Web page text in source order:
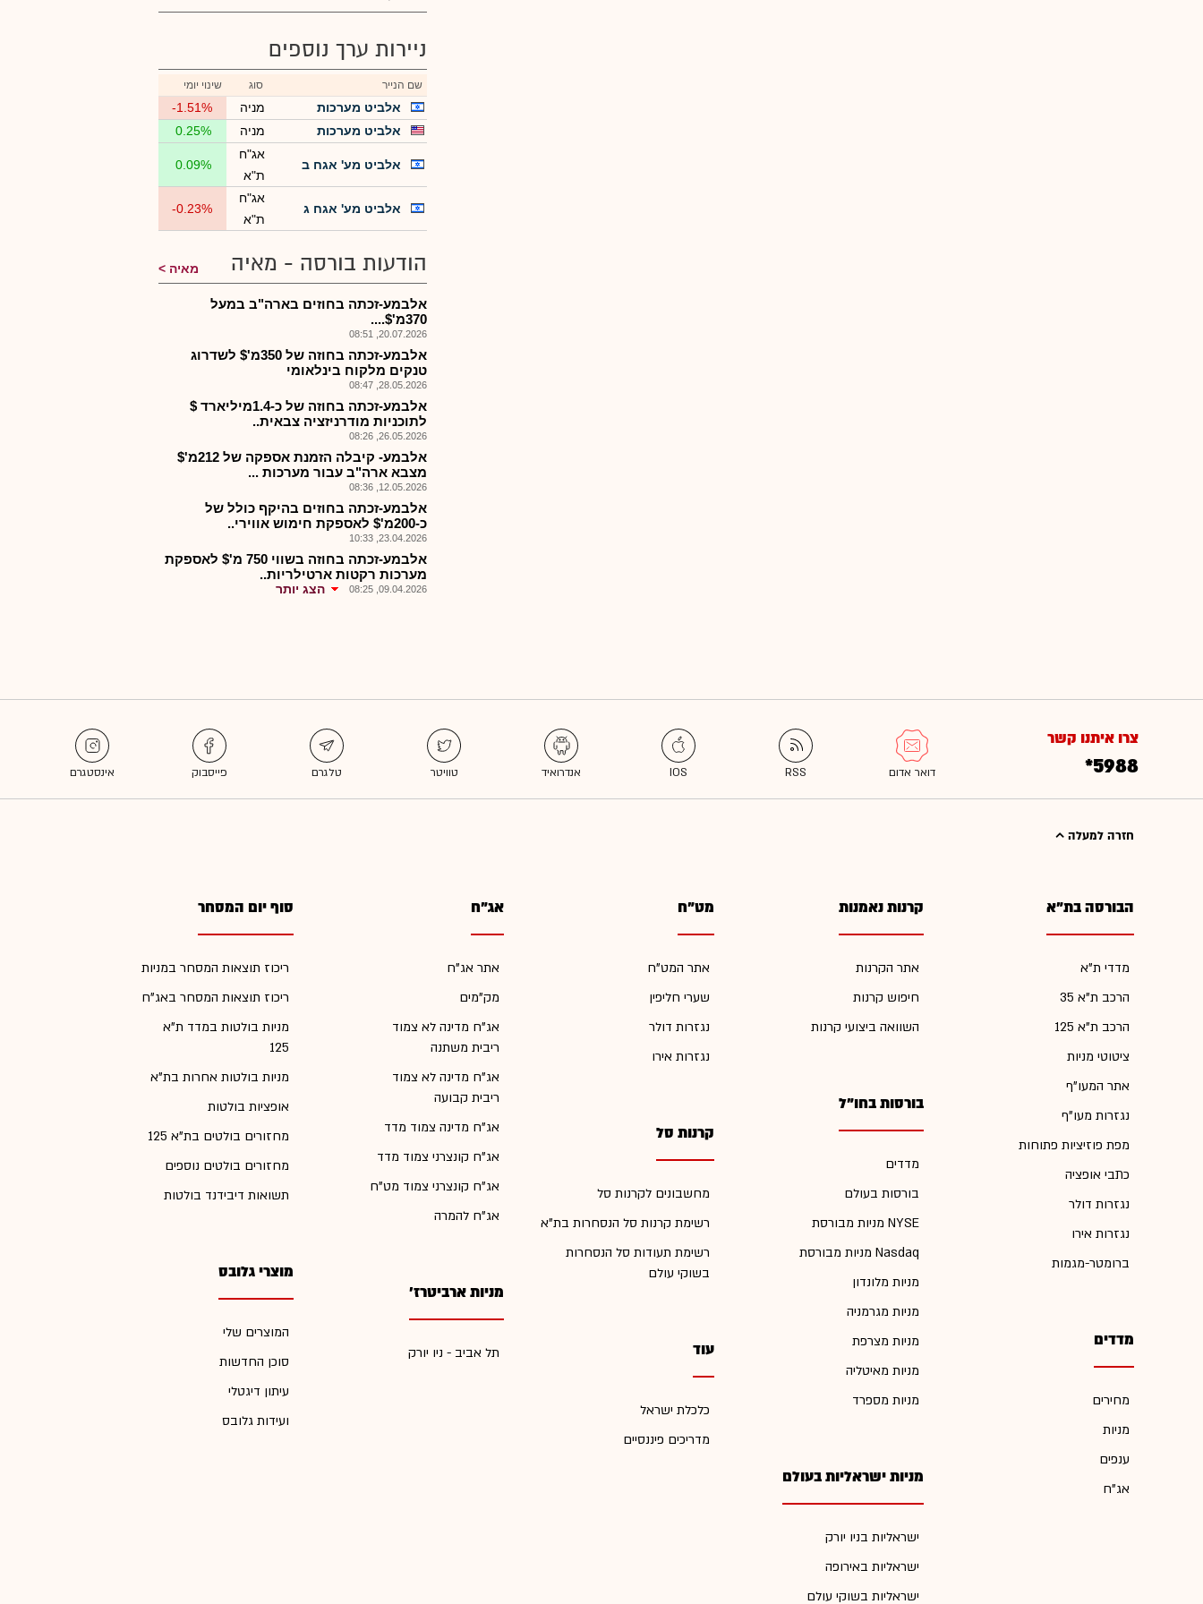
ניירות ערך נוספים
שם הנייר סוג שינוי יומי
אלביט מערכות מניה
-1.51%
אלביט מערכות
מניה 0.25%
אלביט מע' אגח ב
אג"ח
ת"א
0.09%
אלביט מע' אגח ג
אג"ח
ת"א
-0.23%
הודעות בורסה - מאיה מאיה
אלבמע-זכתה בחוזים בארה"ב במעל
370מ'$....
20.07.2026, 08:51
אלבמע-זכתה בחוזה של 350מ'$ לשדרוג
טנקים מלקוח בינלאומי
28.05.2026, 08:47
אלבמע-זכתה בחוזה של כ-1.4מיליארד $
לתוכניות מודרניזציה צבאית..
26.05.2026, 08:26
אלבמע- קיבלה הזמנת אספקה של 212מ'$
מצבא ארה"ב עבור מערכות ...
12.05.2026, 08:36
אלבמע-זכתה בחוזים בהיקף כולל של
כ-200מ'$ לאספקת חימוש אווירי..
23.04.2026, 10:33
אלבמע-זכתה בחוזה בשווי 750 מ'$ לאספקת
מערכות רקטות ארטילריות..
09.04.2026, 08:25 הצג יותר
צרו איתנו קשר
*5988
חזרה למעלה
הבורסה בת"א
מדדי ת"א
הרכב ת"א 35
הרכב ת"א 125
ציטוטי מניות
אתר המעו"ף
נגזרות מעו"ף
מפת פוזיציות פתוחות
כתבי אופציה
נגזרות דולר
נגזרות אירו
ברומטר-מגמות
מדדים
מחירים
מניות
ענפים
אג"ח
קרנות נאמנות
אתר הקרנות
חיפוש קרנות
השוואה ביצועי קרנות
בורסות בחו"ל
מדדים
בורסות בעולם
מניות מבורסת NYSE
מניות מבורסת Nasdaq
מניות מלונדון
מניות מגרמניה
מניות מצרפת
מניות מאיטליה
מניות מספרד
מניות ישראליות בעולם
ישראליות בניו יורק
ישראליות באירופה
ישראליות בשוקי עולם
מט"ח
אתר המט"ח
שערי חליפין
נגזרות דולר
נגזרות אירו
קרנות סל
מחשבונים לקרנות סל
רשימת קרנות סל הנסחרות בת"א
רשימת תעודות סל הנסחרות
בשוקי עולם
עוד
כלכלת ישראל
מדריכים פיננסיים
אג"ח
אתר אג"ח
מק"מים
אג"ח מדינה לא צמוד
ריבית משתנה
אג"ח מדינה לא צמוד
ריבית קבועה
אג"ח מדינה צמוד מדד
אג"ח קונצרני צמוד מדד
אג"ח קונצרני צמוד מט"ח
אג"ח להמרה
מניות ארביטרז'
תל אביב - ניו יורק
סוף יום המסחר
ריכוז תוצאות המסחר במניות
ריכוז תוצאות המסחר באג"ח
מניות בולטות במדד ת"א
125
מניות בולטות אחרות בת"א
אופציות בולטות
מחזורים בולטים בת"א 125
מחזורים בולטים נוספים
תשואות דיבידנד בולטות
מוצרי גלובס
המוצרים שלי
סוכן החדשות
עיתון דיגטלי
ועידות גלובס